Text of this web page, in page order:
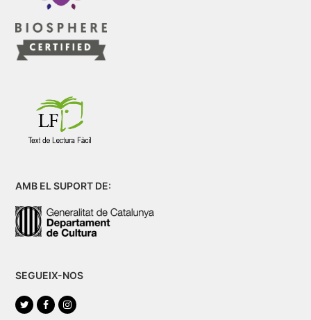
AMB EL SUPORT DE:
SEGUEIX-NOS
TwitterFacebookInstagram